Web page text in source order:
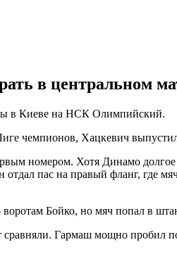
в центральном
в Киеве на НСК Олимпийский.
чемпионов, Хацкевич
номером. Хотя Динамо
пас на правый фланг, где
Бойко, но мяч попал в
сравняли. Гармаш мощно